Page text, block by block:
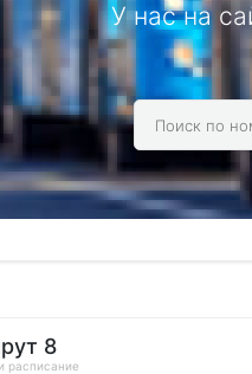
У нас на
8
расписание